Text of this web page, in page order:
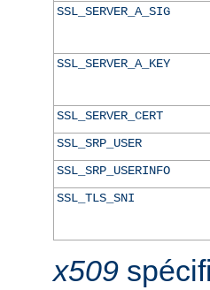
SSL_SERVER_A_SIG
SSL_SERVER_A_KEY
SSL_SERVER_CERT
SSL_SRP_USER
SSL_SRP_USERINFO
SSL_TLS_SNI
x509